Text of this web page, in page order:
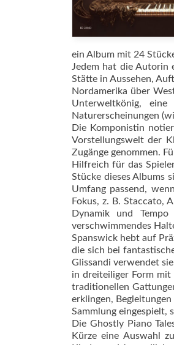
ein Album mit 24
Jedem hat die Autorin
Stätte in Aussehen,
Nordamerika über
Unterweltkönig, eine
Naturerscheinungen
Die Komponistin
Vorstellungswelt der
Zugänge genommen.
Hilfreich für das
Stücke dieses Albums
Umfang passend,
Fokus, z. B. Staccato,
Dynamik und
verschwimmendes
Spanswick hebt auf
die sich bei
Glissandi verwendet
in dreiteiliger Form mit
traditionellen
erklingen,
Sammlung eingespielt,
Die Ghostly Piano
Kürze eine Auswahl